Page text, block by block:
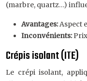
(marbre, quartz…)
Avantages:Aspect
Inconvénients:
Crépis isolant (ITE)
Le crépi isolant,